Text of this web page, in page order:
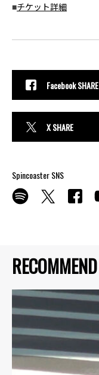
RECOMMEND
■チケット詳細
Facebook SHARE
X SHARE
Spincoaster SNS